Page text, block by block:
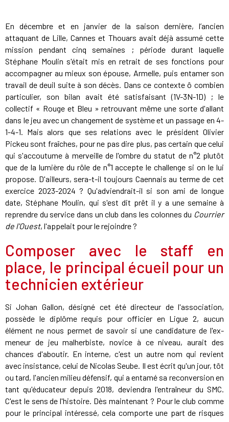
En décembre et en janvier de la saison dernière, l’ancien
attaquant de Lille, Cannes et Thouars avait déjà assumé cette
mission pendant cinq semaines ; période durant laquelle
Stéphane Moulin s'était mis en retrait de ses fonctions pour
accompagner au mieux son épouse, Armelle, puis entamer son
travail de deuil suite à son décès. Dans ce contexte ô combien
particulier, son bilan avait été satisfaisant (1V-3N-1D) ; le
collectif « Rouge et Bleu » retrouvant même une sorte d'allant
dans le jeu avec un changement de système et un passage en 4-
1-4-1. Mais alors que ses relations avec le président Olivier
Pickeu sont fraîches, pour ne pas dire plus, pas certain que celui
qui s'accoutume à merveille de l'ombre du statut de n°2 plutôt
que de la lumière du rôle de n°1 accepte le challenge si on le lui
propose. D'ailleurs, sera-t-il toujours Caennais au terme de cet
exercice 2023-2024 ? Qu'adviendrait-il si son ami de longue
date, Stéphane Moulin, qui s'est dit prêt il y a une semaine à
reprendre du service dans un club dans les colonnes du Courrier
de l'Ouest, l'appelait pour le rejoindre ?
Composer avec le staff en
place, le principal écueil pour un
technicien extérieur
Si Johan Gallon, désigné cet été directeur de l'association,
possède le diplôme requis pour officier en Ligue 2, aucun
élément ne nous permet de savoir si une candidature de l'ex-
meneur de jeu malherbiste, novice à ce niveau, aurait des
chances d'aboutir. En interne, c'est un autre nom qui revient
avec insistance, celui de Nicolas Seube. Il est écrit qu'un jour, tôt
ou tard, l'ancien milieu défensif, qui a entamé sa reconversion en
tant qu'éducateur depuis 2018, deviendra l'entraîneur du SMC.
C'est le sens de l'histoire. Dès maintenant ? Pour le club comme
pour le principal intéressé, cela comporte une part de risques